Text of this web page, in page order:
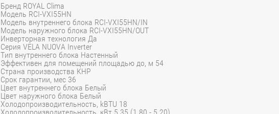
Бренд ROYAL Clima
Модель RCI-VXI55HN
Модель внутреннего блока RCI-VXI55HN/IN
Модель наружного блока RCI-VXI55HN/OUT
Инверторная технология Да
Серия VELA NUOVA Inverter
Тип внутреннего блока Настенный
Эффективен для помещений площадью до, м 54
Страна производства КНР
Срок гарантии, мес 36
Цвет внутреннего блока Белый
Цвет наружного блока Белый
Холодопроизводительность, kBTU 18